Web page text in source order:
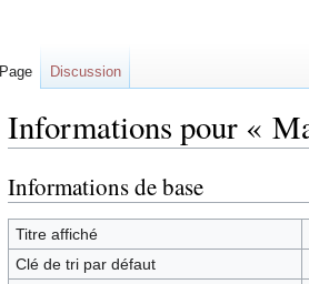
Informations pour «
Sauter
à
la
navigation
Sauter
à
la
recherche
Informations de base
Titre affiché
Clé de tri par défaut
Page Discussion